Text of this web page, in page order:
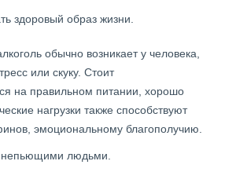
здоровый образ жизни.
обычно возникает у человека,
или скуку. Стоит
на правильном питании, хорошо
нагрузки также способствуют
эмоциональному благополучию.
людьми.